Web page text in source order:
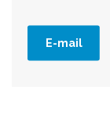
E-mail